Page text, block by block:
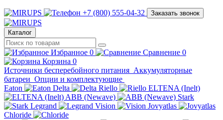
+7 (800) 555-04-32 Заказать звонок
Каталог
Избранное 0 Сравнение 0
Корзина 0
Источники бесперебойного питания Аккумуляторные
батареи Опции и комплектующие
Eaton
Delta Riello
ELTENA (Inelt)
ABB (Newave)
Stark
Legrand
Vision
Jovyatlas
Chloride